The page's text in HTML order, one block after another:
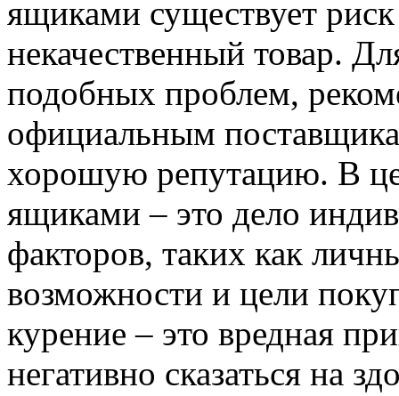
ящиками существует
некачественный товар.
подобных проблем,
официальным
хорошую репутацию. В
ящиками – это дело
факторов, таких как
возможности и цели
курение – это вредная
негативно сказаться на